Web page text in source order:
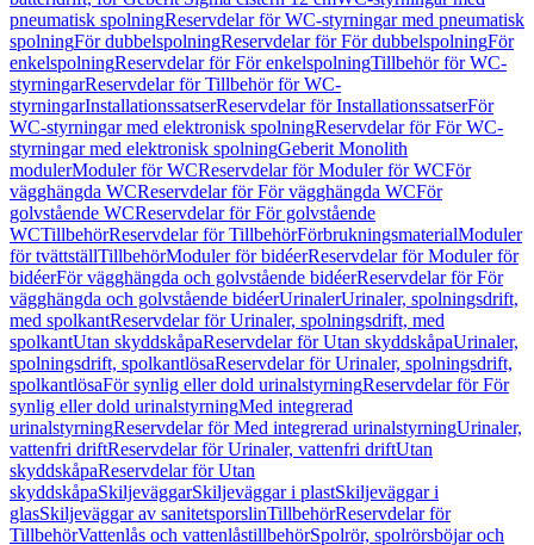
pneumatisk spolningReservdelar för WC-styrningar med pneumatisk
spolningFör dubbelspolningReservdelar för För dubbelspolningFör
enkelspolningReservdelar för För enkelspolningTillbehör för WC-
styrningarReservdelar för Tillbehör för WC-
styrningarInstallationssatserReservdelar för InstallationssatserFör
WC-styrningar med elektronisk spolningReservdelar för För WC-
styrningar med elektronisk spolningGeberit Monolith
modulerModuler för WCReservdelar för Moduler för WCFör
vägghängda WCReservdelar för För vägghängda WCFör
golvstående WCReservdelar för För golvstående
WCTillbehörReservdelar för TillbehörFörbrukningsmaterialModuler
för tvättställTillbehörModuler för bidéerReservdelar för Moduler för
bidéerFör vägghängda och golvstående bidéerReservdelar för För
vägghängda och golvstående bidéerUrinalerUrinaler, spolningsdrift,
med spolkantReservdelar för Urinaler, spolningsdrift, med
spolkantUtan skyddskåpaReservdelar för Utan skyddskåpaUrinaler,
spolningsdrift, spolkantlösaReservdelar för Urinaler, spolningsdrift,
spolkantlösaFör synlig eller dold urinalstyrningReservdelar för För
synlig eller dold urinalstyrningMed integrerad
urinalstyrningReservdelar för Med integrerad urinalstyrningUrinaler,
vattenfri driftReservdelar för Urinaler, vattenfri driftUtan
skyddskåpaReservdelar för Utan
skyddskåpaSkiljeväggarSkiljeväggar i plastSkiljeväggar i
glasSkiljeväggar av sanitetsporslinTillbehörReservdelar för
TillbehörVattenlås och vattenlåstillbehörSpolrör, spolrörsböjar och